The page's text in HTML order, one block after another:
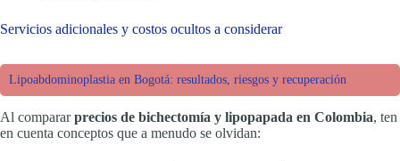
Servicios adicionales y costos ocultos a considerar
Lipoabdominoplastia en Bogotá: resultados, riesgos y recuperación
Al compararprecios de bichectomía y lipopapada en Colombia, ten
en cuenta conceptos que a menudo se olvidan: